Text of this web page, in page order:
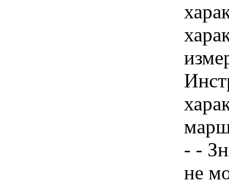
- -
не